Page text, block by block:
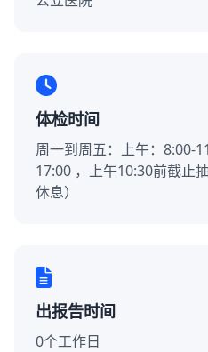
体检时间
周一到周五：上午：8:00-
17:00 ，上午10:30前截止
休息）
出报告时间
0个工作日